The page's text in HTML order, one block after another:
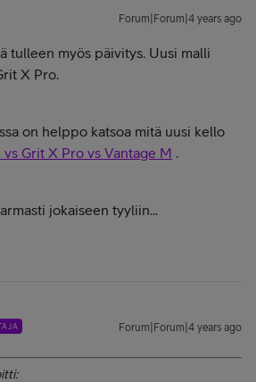
Forum|Forum|4 years ago
tulleen myös päivitys. Uusi malli
X Pro.
on helppo katsoa mitä uusi kello
vs Grit X Pro vs Vantage M .
jokaiseen tyyliin...
Forum|Forum|4 years ago